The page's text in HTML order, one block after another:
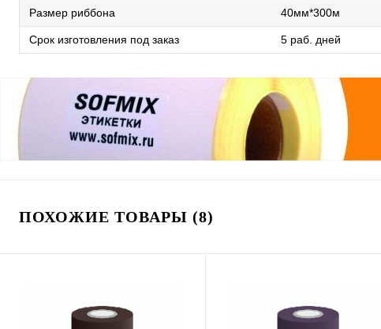
Размер риббона 40мм*300м
Срок изготовления под заказ 5 раб. дней
ПОХОЖИЕ ТОВАРЫ (8)